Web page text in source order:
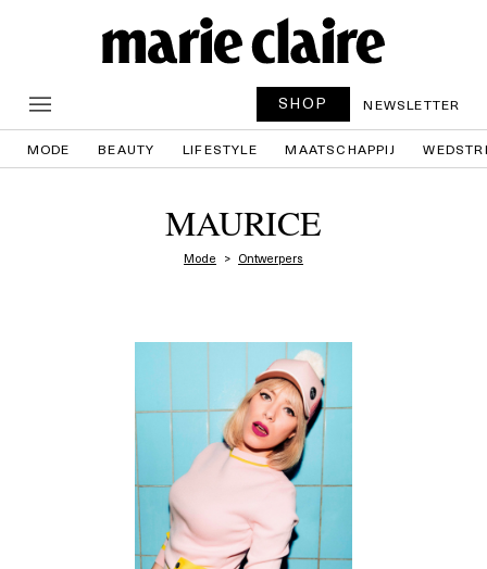
SHOP NEWSLETTER
MODE BEAUTY LIFESTYLE MAATSCHAPPIJ
MAURICE
Mode Ontwerpers